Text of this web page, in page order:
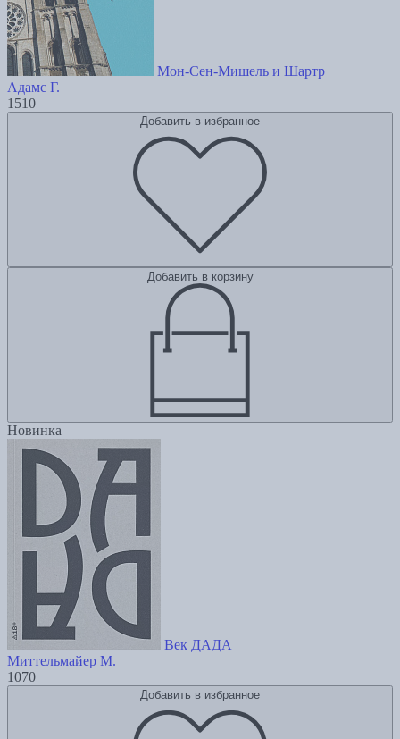
Мон-Сен-Мишель и Шартр
Адамс Г.
1510
Добавить в избранное
Добавить в корзину
Новинка
Век ДАДА
Миттельмайер М.
1070
Добавить в избранное